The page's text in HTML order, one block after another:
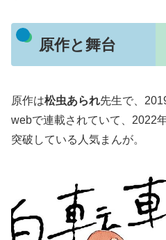
原作と舞台
原作は松虫あられ先生で、
webで連載されていて、2022
突破している人気まんが。